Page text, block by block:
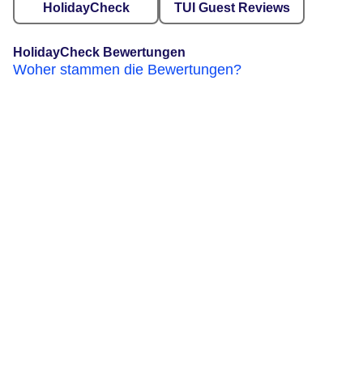
HolidayCheck TUI Guest Reviews
HolidayCheck Bewertungen
Woher stammen die Bewertungen?